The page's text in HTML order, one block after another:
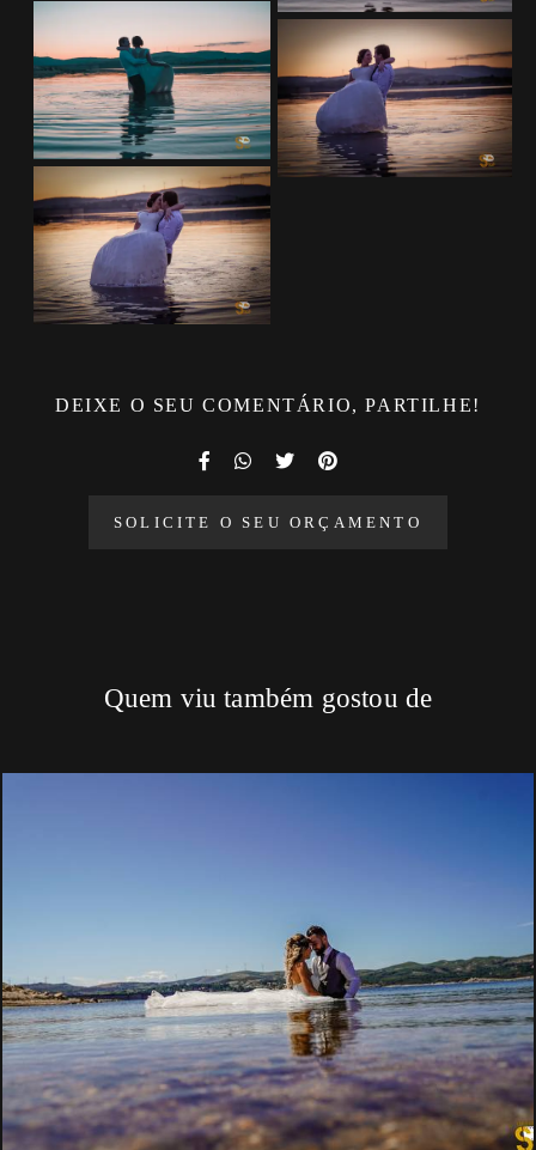
DEIXE O SEU COMENTÁRIO, PARTILHE!
SOLICITE O SEU ORÇAMENTO
Quem viu também gostou de